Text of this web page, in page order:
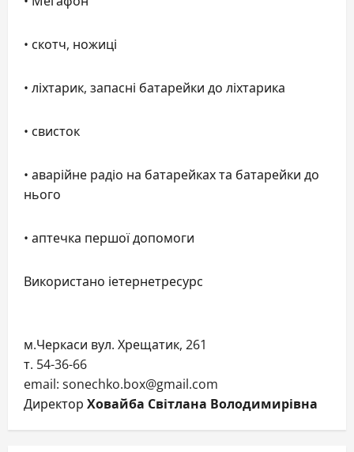
• скотч, ножиці
• ліхтарик, запасні батарейки до ліхтарика
• свисток
• аварійне радіо на батарейках та батарейки до
нього
• аптечка першої допомоги
Використано іетернетресурс
м.Черкаси вул. Хрещатик, 261
т. 54-36-66
email: sonechko.box@gmail.com
Директор Ховайба Світлана Володимирівна